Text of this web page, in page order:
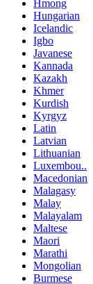
Hmong
Hungarian
Icelandic
Igbo
Javanese
Kannada
Kazakh
Khmer
Kurdish
Kyrgyz
Latin
Latvian
Lithuanian
Luxembou..
Macedonian
Malagasy
Malay
Malayalam
Maltese
Maori
Marathi
Mongolian
Burmese